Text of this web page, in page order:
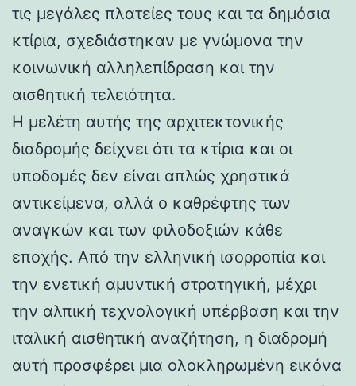
τις μεγάλες πλατείες τους και τα δημόσια
κτίρια, σχεδιάστηκαν με γνώμονα την
κοινωνική αλληλεπίδραση και την
αισθητική τελειότητα.
Η μελέτη αυτής της αρχιτεκτονικής
διαδρομής δείχνει ότι τα κτίρια και οι
υποδομές δεν είναι απλώς χρηστικά
αντικείμενα, αλλά ο καθρέφτης των
αναγκών και των φιλοδοξιών κάθε
εποχής. Από την ελληνική ισορροπία και
την ενετική αμυντική στρατηγική, μέχρι
την αλπική τεχνολογική υπέρβαση και την
ιταλική αισθητική αναζήτηση, η διαδρομή
αυτή προσφέρει μια ολοκληρωμένη εικόνα